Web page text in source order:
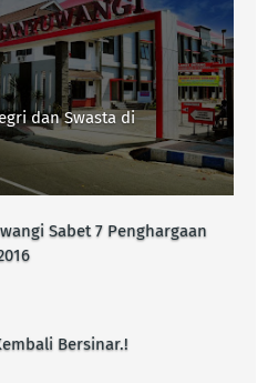
dan Swasta di
Sabet 7 Penghargaan
Bersinar.!